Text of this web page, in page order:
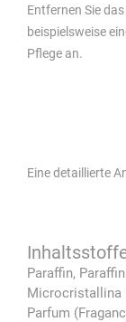
Entfernen Sie
beispielsweise
Pflege an.
Eine detaillierte
Paraffin,
Microcristallina
Parfum